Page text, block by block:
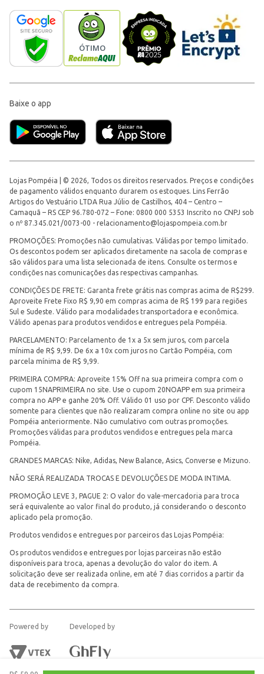
Baixe o app
Lojas Pompéia | © 2026, Todos os direitos reservados. Preços e condições
de pagamento válidos enquanto durarem os estoques. Lins Ferrão
Artigos do Vestuário LTDA Rua Júlio de Castilhos, 404 – Centro –
Camaquã – RS CEP 96.780-072 – Fone: 0800 000 5353 Inscrito no CNPJ sob
o nº 87.345.021/0073-00 - relacionamento@lojaspompeia.com.br
PROMOÇÕES: Promoções não cumulativas. Válidas por tempo limitado.
Os descontos podem ser aplicados diretamente na sacola de compras e
são válidos para uma lista selecionada de itens. Consulte os termos e
condições nas comunicações das respectivas campanhas.
CONDIÇÕES DE FRETE: Garanta frete grátis nas compras acima de R$299.
Aproveite Frete Fixo R$ 9,90 em compras acima de R$ 199 para regiões
Sul e Sudeste. Válido para modalidades transportadora e econômica.
Válido apenas para produtos vendidos e entregues pela Pompéia.
PARCELAMENTO: Parcelamento de 1x a 5x sem juros, com parcela
mínima de R$ 9,99. De 6x a 10x com juros no Cartão Pompéia, com
parcela mínima de R$ 9,99.
PRIMEIRA COMPRA: Aproveite 15% Off na sua primeira compra com o
cupom 15NAPRIMEIRA no site. Use o cupom 20NOAPP em sua primeira
compra no APP e ganhe 20% Off. Válido 01 uso por CPF. Desconto válido
somente para clientes que não realizaram compra online no site ou app
Pompéia anteriormente. Não cumulativo com outras promoções.
Promoções válidas para produtos vendidos e entregues pela marca
Pompéia.
GRANDES MARCAS: Nike, Adidas, New Balance, Asics, Converse e Mizuno.
NÃO SERÁ REALIZADA TROCAS E DEVOLUÇÕES DE MODA INTIMA.
PROMOÇÃO LEVE 3, PAGUE 2: O valor do vale-mercadoria para troca
será equivalente ao valor final do produto, já considerando o desconto
aplicado pela promoção.
Produtos vendidos e entregues por parceiros das Lojas Pompéia:
Os produtos vendidos e entregues por lojas parceiras não estão
disponíveis para troca, apenas a devolução do valor do item. A
solicitação deve ser realizada online, em até 7 dias corridos a partir da
data de recebimento da compra.
Powered by Developed by